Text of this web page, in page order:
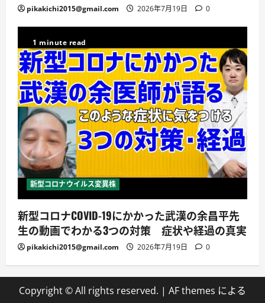
pikakichi2015@gmail.com 2026年7月19日 0
1 minute read
新型コロナウイルス変異株
新型コロナCOVID-19にかかった武漢の余昌平先
生の動画でわかる3つの対策 症状や経過の真実
pikakichi2015@gmail.com 2026年7月19日 0
Copyright © All rights reserved. | AF themes による